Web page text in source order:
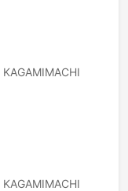
KAGAMIMACHI
KAGAMIMACHI